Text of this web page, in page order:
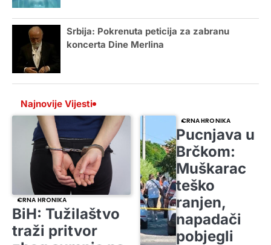
Srbija: Pokrenuta peticija za zabranu
koncerta Dine Merlina
Najnovije Vijesti
CRNA HRONIKA
BiH: Tužilaštvo
traži pritvor
CRNA HRONIKA
Pucnjava u
Brčkom:
Muškarac
teško
ranjen,
napadači
pobjegli